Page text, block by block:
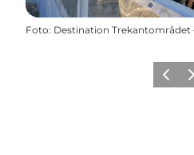
Foto: Destination Trekantområdet
Zurück